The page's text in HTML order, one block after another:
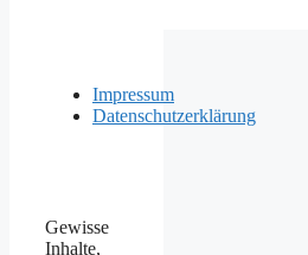
Impressum
Datenschutzerklärung
Gewisse
Inhalte,